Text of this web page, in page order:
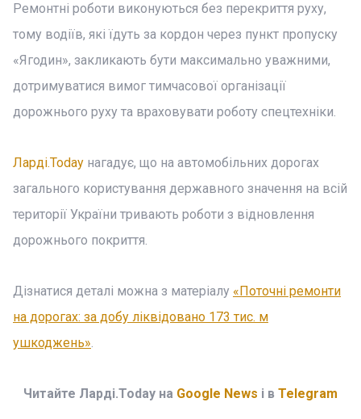
Ремонтні роботи виконуються без перекриття руху,
тому водіїв, які їдуть за кордон через пункт пропуску
«Ягодин», закликають бути максимально уважними,
дотримуватися вимог тимчасової організації
дорожнього руху та враховувати роботу спецтехніки.
Ларді.Today нагадує, що на автомобільних дорогах
загального користування державного значення на всій
території України тривають роботи з відновлення
дорожнього покриття.
Дізнатися деталі можна з матеріалу «Поточні ремонти
на дорогах: за добу ліквідовано 173 тис. м
ушкоджень».
Читайте Ларді.Today на Google News і в Telegram